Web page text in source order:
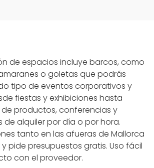
de espacios incluye barcos, como
o goletas que podrás
tipo de eventos corporativos y
fiestas y exhibiciones hasta
productos, conferencias y
de alquiler por día o por hora.
tanto en las afueras de Mallorca
pide presupuestos gratis. Uso fácil
con el proveedor.